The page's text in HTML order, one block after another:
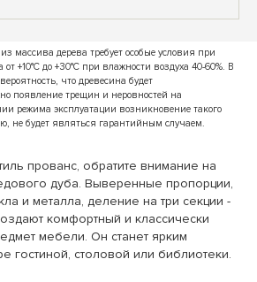
массива дерева требует особые условия при
+10°C до +30°C при влажности воздуха 40-60%. В
что древесина будет
появление трещин и неровностей на
режима эксплуатации возникновение такого
не будет являться гарантийным случаем.
прованс, обратите внимание на
дуба. Выверенные пропорции,
и металла, деление на три секции -
комфортный и классически
мебели. Он станет ярким
гостиной, столовой или библиотеки.